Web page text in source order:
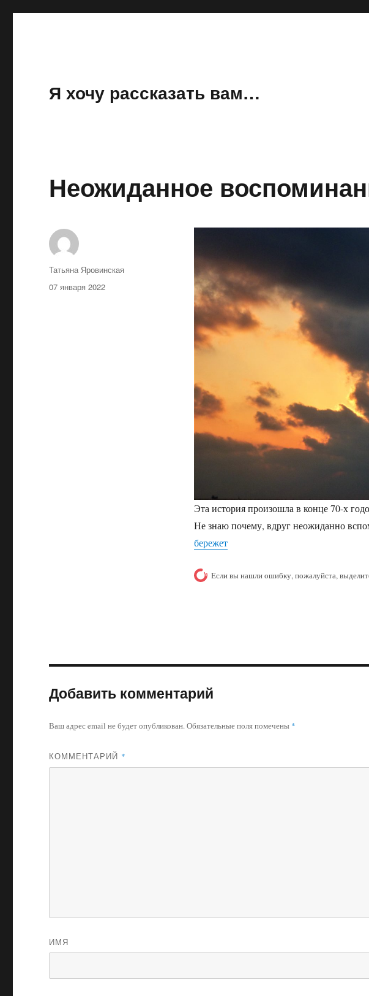
Я хочу рассказать вам…
Неожиданное
Эта история произошла в конце 70-х
Не знаю почему, вдруг неожиданно
бережет
Если вы нашли ошибку, пожалуйста,
Автор
Татьяна Яровинская
Опубликовано
07 января 2022
Добавить комментарий
Ваш адрес email не будет опубликован.Обязательные поля помечены *
КОММЕНТАРИЙ *
ИМЯ